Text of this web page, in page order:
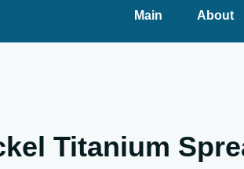
Main About
Titanium